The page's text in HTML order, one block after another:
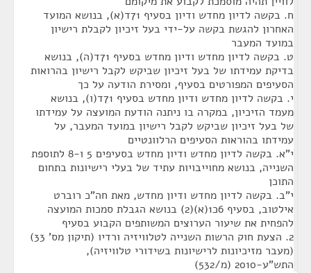
ח. בקשה לדיון מחדש ודיון בסעיף 71ד(א), בנושא המועד
האחרון להגשת בקשה על-ידי בעל זיכיון לקבלת רישיון
במועד המעבר
ט. בקשה לדיון מחדש ודיון מחדש בסעיף 71ד(ה), בנושא
בדיקת עמידתו של בעל זיכיון שביקש לקבל רישיון בהרואות
הסעיפים המפורטים בסעיף, ומסירת הודעה על כך
י. בקשה לדיון מחדש ודיון מחדש בסעיף 71ד(ו), בנושא
מעמד הזיכיון, במקרה בו ניתנה הודעת המועצה על עמידתו
של בעל זיכיון שביקש לקבל רישיון במועד המעבר, על
עמידתו בהוראות הסעיפים הרלוונטיים
י"א. בקשה לדיון מחדש ודיון מחדש בסעיפים 5 ו-8 לתוספת
השנייה, בנושא מחוייבויות עתיד של בעלי רישיונות בתחום
התוכן
י"ב. בקשה לדיון מחדש ודיון מחדש, מאת חה"כ רוברט
אילטוב, בסעיף 6כ1(א)(2) בנושא הגבלת סמכות המועצה
להפחית את שיעור הערוצים המשותפים הקבוע בסעיף
2. הצעת חוק הרשות השנייה לטלוויזיה ורדיו (תיקון מס' 33)
(מעבר מזיכיונות לרישיונות בשידורי טלוויזיה),
התש"ע-2010 (מ/532)